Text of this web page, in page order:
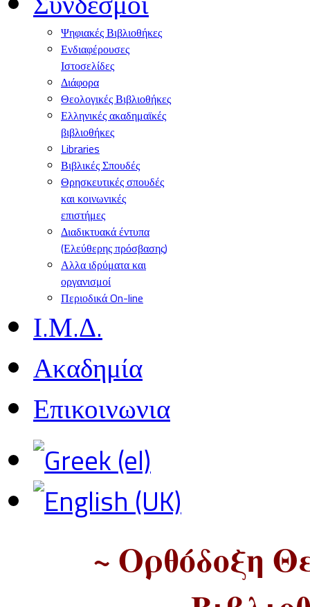
Ψηφιακές Βιβλιοθήκες
Ενδιαφέρουσες
Ιστοσελίδες
Διάφορα
Θεολογικές Βιβλιοθήκες
Ελληνικές ακαδημαϊκές
βιβλιοθήκες
Libraries
Βιβλικές Σπουδές
Θρησκευτικές σπουδές
και κοινωνικές
επιστήμες
Διαδικτυακά έντυπα
(Ελεύθερης πρόσβασης)
Αλλα ιδρύματα και
οργανισμοί
Περιοδικά On-line
Ι.Μ.Δ.
Ακαδημία
Επικοινωνια
~ Ορθόδοξη